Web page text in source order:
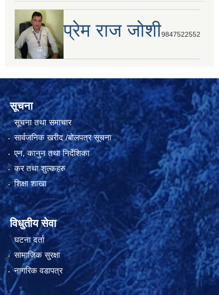
प्रेम राज जोशी9847522552
सूचना
सूचना तथा समाचार
सार्वजनिक खरीद /बोलपत्र सूचना
एन, कानुन तथा निर्देशिका
कर तथा शुल्कहरु
शिक्षा शाखा
विधुतीय सेवा
घटना दर्ता
सामाजिक सुरक्षा
नागरिक वडापत्र